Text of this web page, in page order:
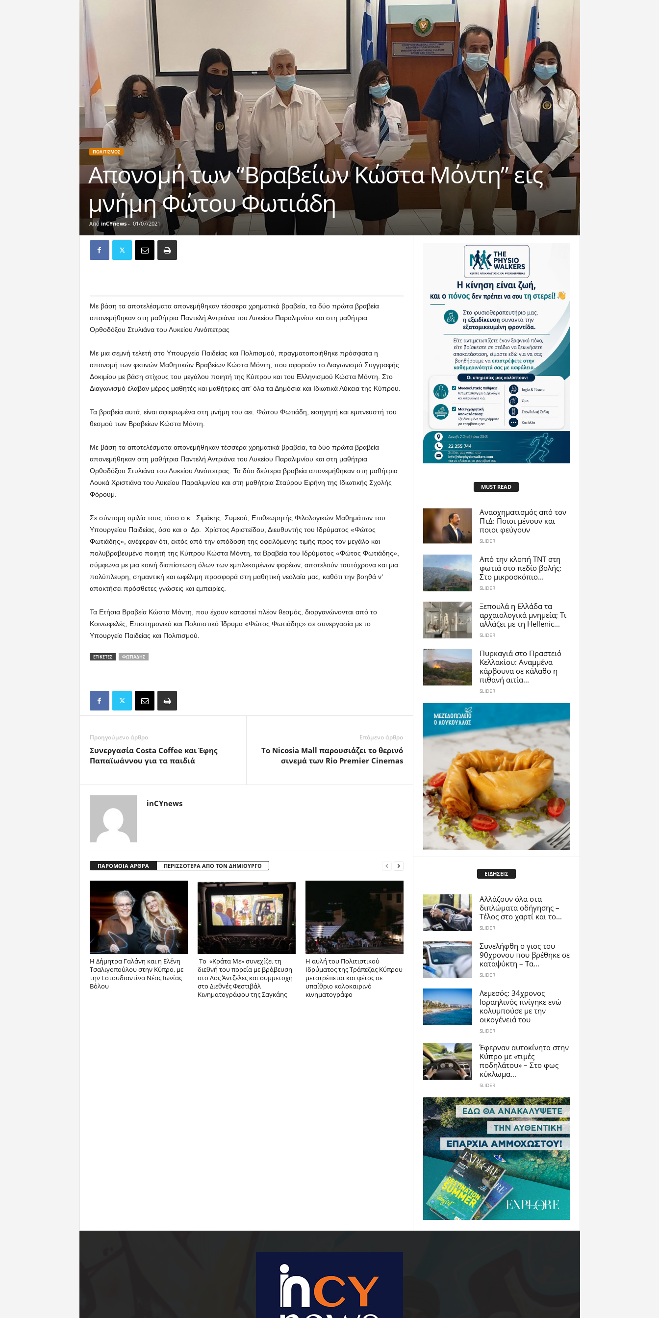
ΠΟΛΙΤΙΣΜΟΣ
Απονομή των “Βραβείων Κώστα Μόντη” εις
μνήμη Φώτου Φωτιάδη
Από inCYnews- 01/07/2021
Με βάση τα αποτελέσματα απονεμήθηκαν τέσσερα χρηματικά βραβεία, τα δύο πρώτα βραβεία
απονεμήθηκαν στη μαθήτρια Παντελή Αντριάνα του Λυκείου Παραλιμνίου και στη μαθήτρια
Ορθοδόξου Στυλιάνα του Λυκείου Λινόπετρας
Με μια σεμνή τελετή στο Υπουργείο Παιδείας και Πολιτισμού, πραγματοποιήθηκε πρόσφατα η
απονομή των φετινών Μαθητικών Βραβείων Κώστα Μόντη, που αφορούν το Διαγωνισμό Συγγραφής
Δοκιμίου με βάση στίχους του μεγάλου ποιητή της Κύπρου και του Ελληνισμού Κώστα Μόντη. Στο
Διαγωνισμό έλαβαν μέρος μαθητές και μαθήτριες απ’ όλα τα Δημόσια και Ιδιωτικά Λύκεια της Κύπρου.
Τα βραβεία αυτά, είναι αφιερωμένα στη μνήμη του αει. Φώτου Φωτιάδη, εισηγητή και εμπνευστή του
θεσμού των Βραβείων Κώστα Μόντη.
Με βάση τα αποτελέσματα απονεμήθηκαν τέσσερα χρηματικά βραβεία, τα δύο πρώτα βραβεία
απονεμήθηκαν στη μαθήτρια Παντελή Αντριάνα του Λυκείου Παραλιμνίου και στη μαθήτρια
Ορθοδόξου Στυλιάνα του Λυκείου Λινόπετρας. Τα δύο δεύτερα βραβεία απονεμήθηκαν στη μαθήτρια
Λουκά Χριστιάνα του Λυκείου Παραλιμνίου και στη μαθήτρια Σταύρου Ειρήνη της Ιδιωτικής Σχολής
Φόρουμ.
Σε σύντομη ομιλία τους τόσο ο κ. Σιμάκης Συμεού, Επιθεωρητής Φιλολογικών Μαθημάτων του
Υπουργείου Παιδείας, όσο και ο Δρ. Χρίστος Αριστείδου, Διευθυντής του Ιδρύματος «Φώτος
Φωτιάδης», ανέφεραν ότι, εκτός από την απόδοση της οφειλόμενης τιμής προς τον μεγάλο και
πολυβραβευμένο ποιητή της Κύπρου Κώστα Μόντη, τα Βραβεία του Ιδρύματος «Φώτος Φωτιάδης»,
σύμφωνα με μια κοινή διαπίστωση όλων των εμπλεκομένων φορέων, αποτελούν ταυτόχρονα και μια
πολύπλευρη, σημαντική και ωφέλιμη προσφορά στη μαθητική νεολαία μας, καθότι την βοηθά ν‘
αποκτήσει πρόσθετες γνώσεις και εμπειρίες.
Τα Ετήσια Βραβεία Κώστα Μόντη, που έχουν καταστεί πλέον θεσμός, διοργανώνονται από το
Κοινωφελές, Επιστημονικό και Πολιτιστικό Ίδρυμα «Φώτος Φωτιάδης» σε συνεργασία με το
Υπουργείο Παιδείας και Πολιτισμού.
ΕΤΙΚΕΤΕΣ ΦΩΤΙΆΔΗΣ
Προηγούμενο άρθρο
Συνεργασία Costa Coffee και Έφης
Παπαϊωάννου για τα παιδιά
Επόμενο άρθρο
Το Nicosia Mall παρουσιάζει το θερινό
σινεμά των Rio Premier Cinemas
inCYnews
ΠΑΡΟΜΟΙΑ ΑΡΘΡΑ ΠΕΡΙΣΣΟΤΕΡΑ ΑΠΟ ΤΟΝ ΔΗΜΙΟΥΡΓΟ
Η Δήμητρα Γαλάνη και η Ελένη
Τσαλιγοπούλου στην Κύπρο, με
την Εστουδιαντίνα Νέας Ιωνίας
Βόλου
Το «Κράτα Με» συνεχίζει τη
διεθνή του πορεία με βράβευση
στο Λος Άντζελες και συμμετοχή
στο Διεθνές Φεστιβάλ
Κινηματογράφου της Σαγκάης
Η αυλή του Πολιτιστικού
Ιδρύματος της Τράπεζας Κύπρου
μετατρέπεται και φέτος σε
υπαίθριο καλοκαιρινό
κινηματογράφο
MUST READ
Ανασχηματισμός από τον
ΠτΔ: Ποιοι μένουν και
ποιοι φεύγουν
SLIDER
Από την κλοπή TNT στη
φωτιά στο πεδίο βολής:
Στο μικροσκόπιο...
SLIDER
Ξεπουλά η Ελλάδα τα
αρχαιολογικά μνημεία; Τι
αλλάζει με τη Hellenic...
SLIDER
Πυρκαγιά στο Πραστειό
Κελλακίου: Αναμμένα
κάρβουνα σε κάλαθο η
πιθανή αιτία...
SLIDER
ΕΙΔΗΣΕΙΣ
Αλλάζουν όλα στα
διπλώματα οδήγησης –
Τέλος στο χαρτί και το...
SLIDER
Συνελήφθη ο γιος του
90χρονου που βρέθηκε σε
καταψύκτη – Τα...
SLIDER
Λεμεσός: 34χρονος
Ισραηλινός πνίγηκε ενώ
κολυμπούσε με την
οικογένειά του
SLIDER
Έφερναν αυτοκίνητα στην
Κύπρο με «τιμές
ποδηλάτου» – Στο φως
κύκλωμα...
SLIDER